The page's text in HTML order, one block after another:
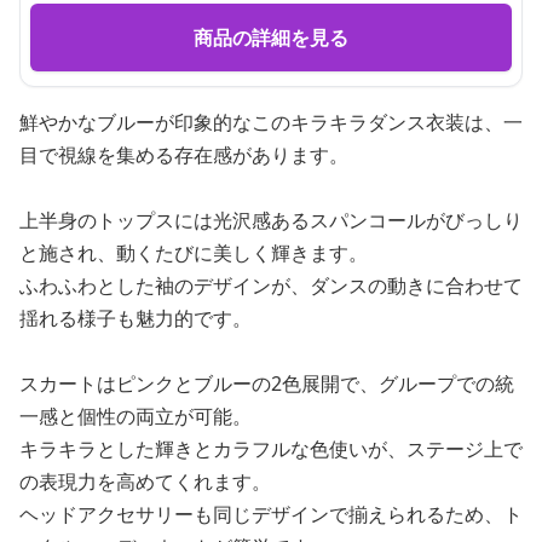
商品の詳細を見る
鮮やかなブルーが印象的なこのキラキラダンス衣装は、一
目で視線を集める存在感があります。
上半身のトップスには光沢感あるスパンコールがびっしり
と施され、動くたびに美しく輝きます。
ふわふわとした袖のデザインが、ダンスの動きに合わせて
揺れる様子も魅力的です。
スカートはピンクとブルーの2色展開で、グループでの統
一感と個性の両立が可能。
キラキラとした輝きとカラフルな色使いが、ステージ上で
の表現力を高めてくれます。
ヘッドアクセサリーも同じデザインで揃えられるため、ト